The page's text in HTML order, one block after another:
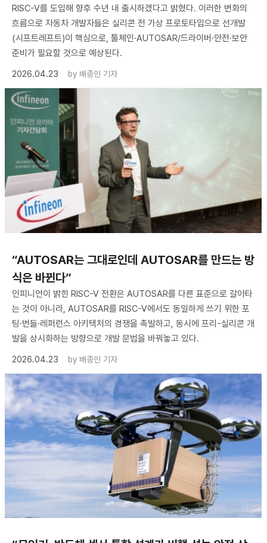
RISC-V를 도입해 향후 수년 내 출시하겠다고 밝혔다. 이러한 변화의
흐름으로 자동차 개발자들은 실리콘 전 가상 프로토타입으로 선개발
(시프트레프트)이 핵심으로, 툴체인·AUTOSAR/드라이버·안전·보안
준비가 필요할 것으로 예상된다.
2026.04.23
by 배종인 기자
“AUTOSAR는 그대로인데 AUTOSAR를 만드는 방
식은 바뀐다”
인피니언이 밝힌 RISC-V 전환은 AUTOSAR를 다른 표준으로 갈아타
는 것이 아니라, AUTOSAR를 RISC-V에서도 동일하게 쓰기 위한 포
팅·번들·레퍼런스 아키텍처의 경쟁을 촉발하고, 동시에 프리-실리콘 개
발을 상시화하는 방향으로 개발 문법을 바꿔놓고 있다.
2026.04.23
by 배종인 기자